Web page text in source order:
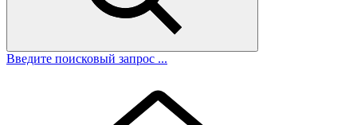
Введите поисковый запрос ...